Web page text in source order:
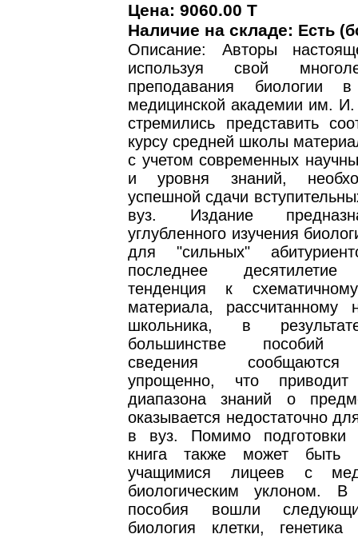
Цена: 9060.00 T
Наличие на складе: Есть
Описание: Авторы
используя свой
преподавания биологии
медицинской академии им.
стремились представить
курсу средней школы
с учетом современных
и уровня знаний,
успешной сдачи
вуз. Издание
углубленного изучения
для "сильных"
последнее десятилетие
тенденция к
материала, рассчитанному
школьника, в
большинстве пособий
сведения
упрощенно, что
диапазона знаний о
оказывается недостаточно
в вуз. Помимо подготовки
книга также может быть
учащимися лицеев с
биологическим уклоном.
пособия вошли
биология клетки, генетика